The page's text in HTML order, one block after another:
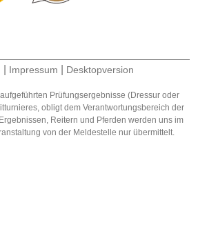
Impressum Desktopversion
Prüfungsergebnisse (Dressur oder
obligt dem Verantwortungsbereich der
Reitern und Pferden werden uns im
von der Meldestelle nur übermittelt.